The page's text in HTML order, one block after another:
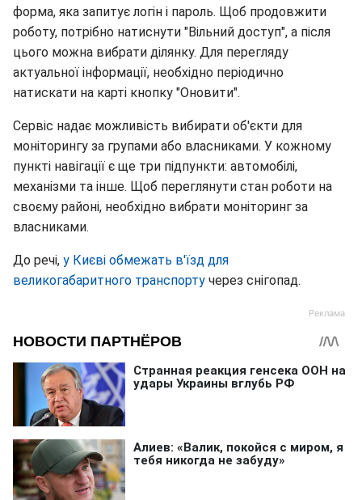
форма, яка запитує логін і пароль. Щоб продовжити
роботу, потрібно натиснути "Вільний доступ", а після
цього можна вибрати ділянку. Для перегляду
актуальної інформації, необхідно періодично
натискати на карті кнопку "Оновити".
Сервіс надає можливість вибирати об'єкти для
моніторингу за групами або власниками. У кожному
пункті навігації є ще три підпункти: автомобілі,
механізми та інше. Щоб переглянути стан роботи на
своєму районі, необхідно вибрати моніторинг за
власниками.
До речі, у Києві обмежать в'їзд для
великогабаритного транспорту через снігопад.